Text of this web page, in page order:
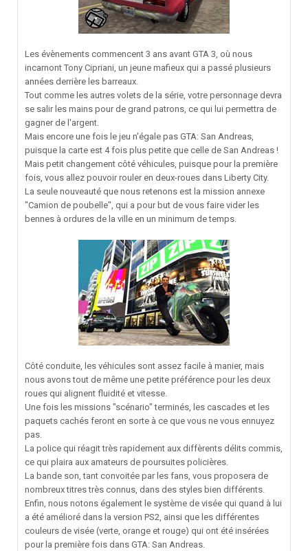
Les évènements commencent 3 ans avant GTA 3, où nous
incarnont Tony Cipriani, un jeune mafieux qui a passé plusieurs
années derrière les barreaux.
Tout comme les autres volets de la série, votre personnage devra
se salir les mains pour de grand patrons, ce qui lui permettra de
gagner de l'argent.
Mais encore une fois le jeu n'égale pas GTA: San Andreas,
puisque la carte est 4 fois plus petite que celle de San Andreas !
Mais petit changement côté véhicules, puisque pour la première
fois, vous allez pouvoir rouler en deux-roues dans Liberty City.
La seule nouveauté que nous retenons est la mission annexe
"Camion de poubelle", qui a pour but de vous faire vider les
bennes à ordures de la ville en un minimum de temps.
Côté conduite, les véhicules sont assez facile à manier, mais
nous avons tout de même une petite préférence pour les deux
roues qui alignent fluidité et vitesse.
Une fois les missions "scénario" terminés, les cascades et les
paquets cachés feront en sorte à ce que vous ne vous ennuyez
pas.
La police qui réagit très rapidement aux diffèrents délits commis,
ce qui plaira aux amateurs de poursuites policières.
La bande son, tant convoitée par les fans, vous proposera de
nombreux titres très connus, dans des styles bien différents.
Enfin, nous notons également le système de visée qui quand à lui
a été amélioré dans la version PS2, ainsi que les différentes
couleurs de visée (verte, orange et rouge) qui ont été insérées
pour la première fois dans GTA: San Andreas.